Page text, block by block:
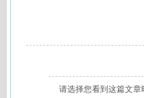
请选择您看到这篇文章